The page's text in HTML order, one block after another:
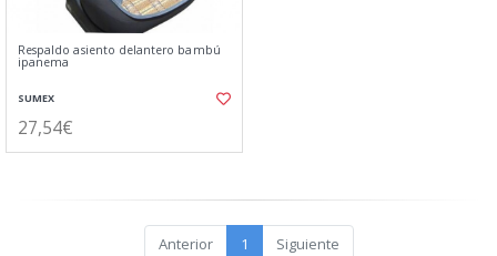
Respaldo asiento delantero bambú
ipanema
SUMEX
27,54€
Anterior 1 Siguiente